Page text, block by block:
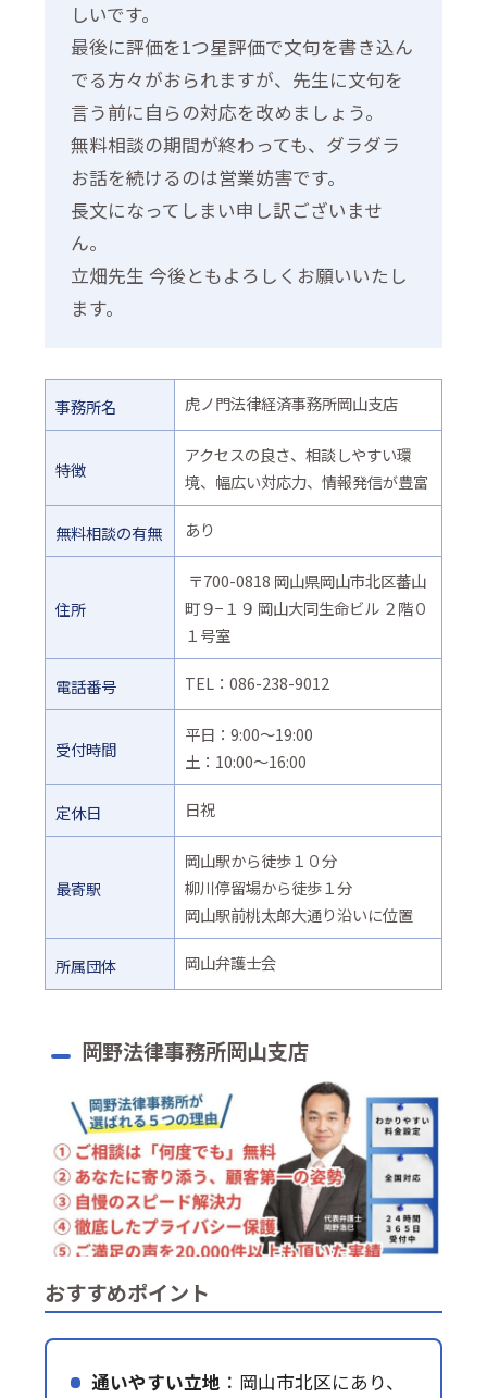
しいです。
最後に評価を1つ星評価で文句を書き込ん
でる方々がおられますが、先生に文句を
言う前に自らの対応を改めましょう。
無料相談の期間が終わっても、ダラダラ
お話を続けるのは営業妨害です。
長文になってしまい申し訳ございませ
ん。
立畑先生 今後ともよろしくお願いいたし
ます。
事務所名 虎ノ門法律経済事務所岡山支店
特徴
アクセスの良さ、相談しやすい環
境、幅広い対応力、情報発信が豊富
無料相談の有無 あり
住所
〒700-0818 岡山県岡山市北区蕃山
町９−１９ 岡山大同生命ビル ２階０
１号室
電話番号 TEL：086-238-9012
受付時間
平日：9:00～19:00
土：10:00～16:00
定休日 日祝
最寄駅
岡山駅から徒歩１０分
柳川停留場から徒歩１分
岡山駅前桃太郎大通り沿いに位置
所属団体 岡山弁護士会
岡野法律事務所岡山支店
おすすめポイント
通いやすい立地 ：岡山市北区にあり、